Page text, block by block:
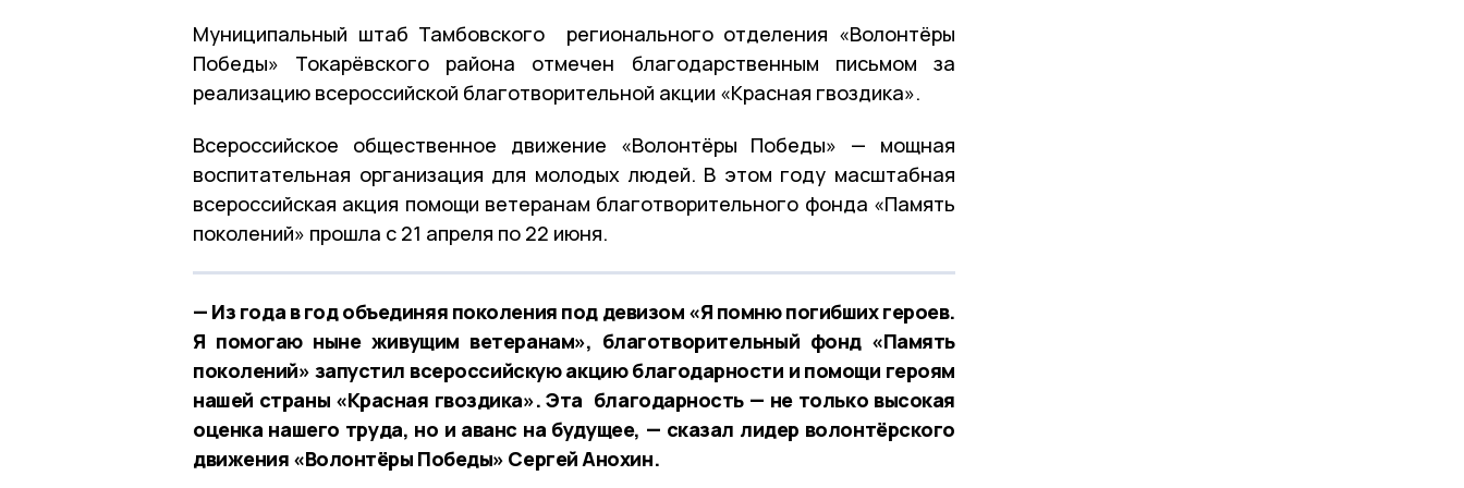
Муниципальный штаб Тамбовского регионального отделения «Волонтёры
Победы» Токарёвского района отмечен благодарственным письмом за
реализацию всероссийской благотворительной акции «Красная гвоздика».
Всероссийское общественное движение «Волонтёры Победы» — мощная
воспитательная организация для молодых людей. В этом году масштабная
всероссийская акция помощи ветеранам благотворительного фонда «Память
поколений» прошла с 21 апреля по 22 июня.
— Из года в год объединяя поколения под девизом «Я помню погибших героев.
Я помогаю ныне живущим ветеранам», благотворительный фонд «Память
поколений» запустил всероссийскую акцию благодарности и помощи героям
нашей страны «Красная гвоздика». Эта благодарность — не только высокая
оценка нашего труда, но и аванс на будущее, — сказал лидер волонтёрского
движения «Волонтёры Победы» Сергей Анохин.